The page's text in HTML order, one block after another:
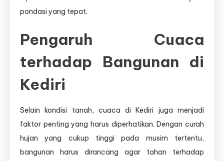
pondasi yang tepat.
Pengaruh Cuaca
terhadap Bangunan di
Kediri
Selain kondisi tanah, cuaca di Kediri juga menjadi
faktor penting yang harus diperhatikan. Dengan curah
hujan yang cukup tinggi pada musim tertentu,
bangunan harus dirancang agar tahan terhadap